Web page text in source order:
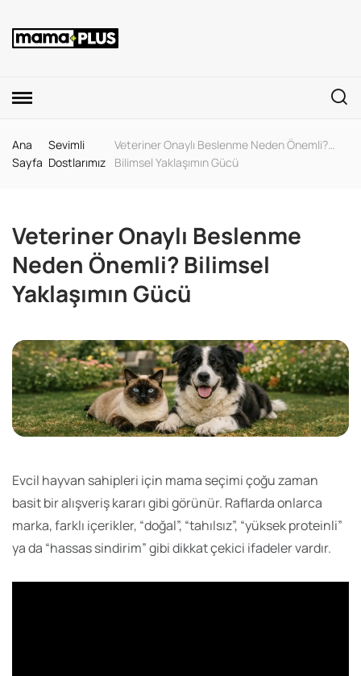
Ana
Sayfa
Sevimli
Dostlarımız
Veteriner Onaylı Beslenme Neden Önemli?
Bilimsel Yaklaşımın Gücü
Veteriner Onaylı Beslenme
Neden Önemli? Bilimsel
Yaklaşımın Gücü
Evcil hayvan sahipleri için mama seçimi çoğu zaman
basit bir alışveriş kararı gibi görünür. Raflarda onlarca
marka, farklı içerikler, “doğal”, “tahılsız”, “yüksek proteinli”
ya da “hassas sindirim” gibi dikkat çekici ifadeler vardır.